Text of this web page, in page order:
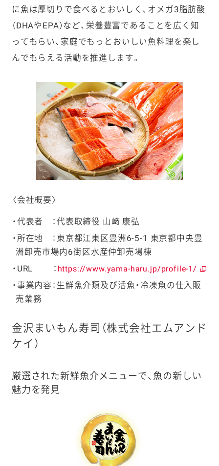
に魚は厚切りで食べるとおいしく、オメガ3脂肪酸
（DHAや EPA）など、栄養豊富であることを広く知
ってもらい、家庭でもっとおいしい魚料理を楽し
んでもらえる活動を推進します。
〈会社概要〉
代表者 ：代表取締役 山﨑 康弘
所在地 ：東京都江東区豊洲6-5-1 東京都中央豊
洲卸売市場内6街区水産仲卸売場棟
URL ： https://www.yama-haru.jp/profile-1/
事業内容：生鮮魚介類及び活魚・冷凍魚の仕入販
売業務
金沢まいもん寿司（株式会社エムアンド
ケイ）
厳選された新鮮魚介メニューで、魚の新しい
魅力を発見